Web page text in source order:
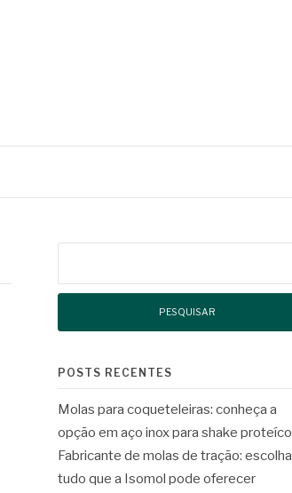
POSTS RECENTES
Molas para coqueteleiras: conheça a
opção em aço inox para shake proteíco
Fabricante de molas de tração: escolha
tudo que a Isomol pode oferecer